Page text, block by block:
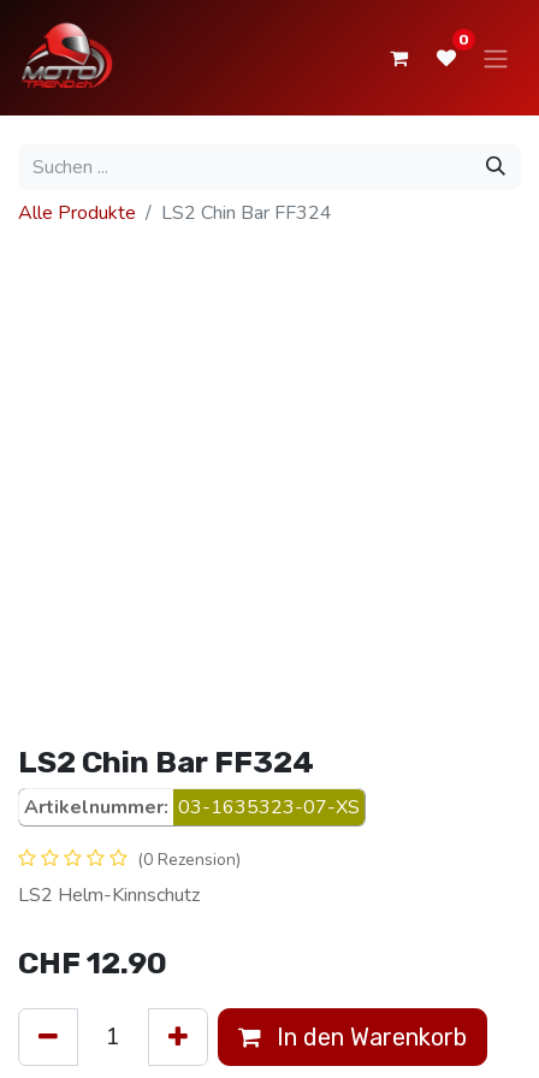
0
Alle Produkte LS2 Chin Bar FF324
LS2 Chin Bar FF324
Artikelnummer: 03-1635323-07-XS
(0 Rezension)
LS2 Helm-Kinnschutz
CHF 12.90
In den Warenkorb